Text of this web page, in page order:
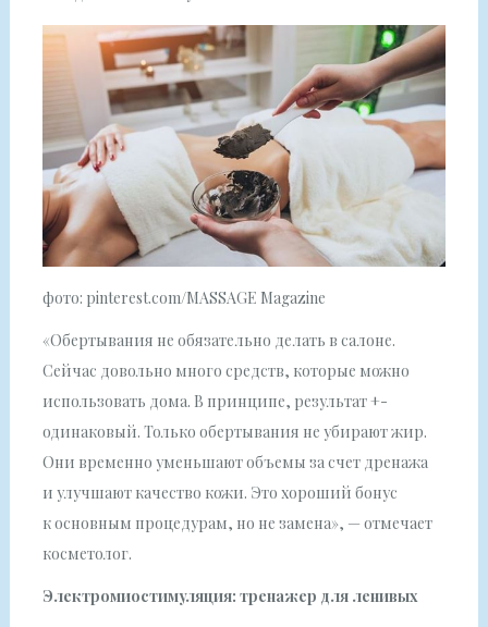
фото: pinterest.com/MASSAGE Magazine
«Обертывания не обязательно делать в салоне.
Сейчас довольно много средств, которые можно
использовать дома. В принципе, результат +-
одинаковый. Только обертывания не убирают жир.
Они временно уменьшают объемы за счет дренажа
и улучшают качество кожи. Это хороший бонус
к основным процедурам, но не замена», — отмечает
косметолог.
Электромиостимуляция: тренажер для ленивых